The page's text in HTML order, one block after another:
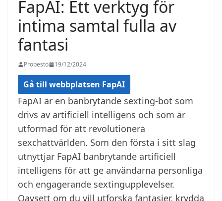
FapAI: Ett verktyg för
intima samtal fulla av
fantasi
Probesto 19/12/2024
Gå till webbplatsen FapAI
FapAI är en banbrytande sexting-bot som
drivs av artificiell intelligens och som är
utformad för att revolutionera
sexchattvärlden. Som den första i sitt slag
utnyttjar FapAI banbrytande artificiell
intelligens för att ge användarna personliga
och engagerande sextingupplevelser.
Oavsett om du vill utforska fantasier, krydda